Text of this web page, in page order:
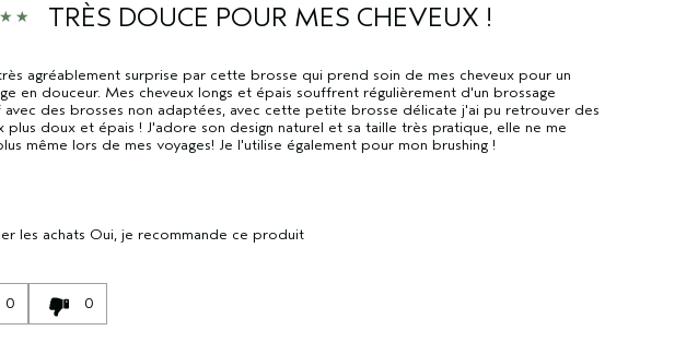
TRÈS DOUCE POUR MES CHEVEUX !
agréablement surprise par cette brosse qui prend soin de mes cheveux pour un
en douceur. Mes cheveux longs et épais souffrent régulièrement d'un brossage
avec des brosses non adaptées, avec cette petite brosse délicate j'ai pu retrouver des
plus doux et épais ! J'adore son design naturel et sa taille très pratique, elle ne me
même lors de mes voyages! Je l'utilise également pour mon brushing !
les achats Oui, je recommande ce produit
0 0